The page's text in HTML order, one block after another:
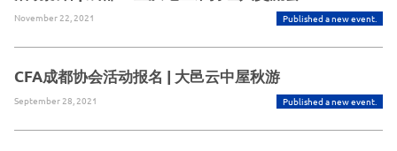
November 22, 2021 Published a new event.
CFA成都协会活动报名 | 大邑云中屋秋游
September 28, 2021 Published a new event.